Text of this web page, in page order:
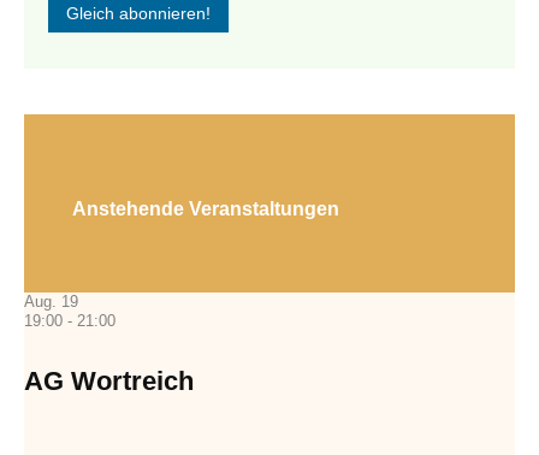
Anstehende Veranstaltungen
Aug. 19
19:00 - 21:00
AG Wortreich